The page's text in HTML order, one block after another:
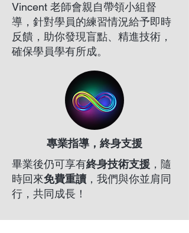
Vincent 老師會親自帶領小組督
導，針對學員的練習情況給予即時
反饋，助你發現盲點、精進技術，
確保學員學有所成。
專業指導， 終身支援
畢業後仍可享有終身技術支援 ，隨
時回來免費重讀 ，我們與你並肩同
行，共同成長！